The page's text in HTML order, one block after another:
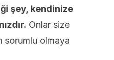
şey, kendinize
Onlar size
sorumlu olmaya